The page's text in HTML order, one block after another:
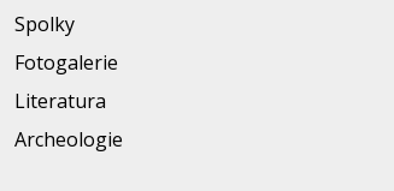
Spolky
Fotogalerie
Literatura
Archeologie